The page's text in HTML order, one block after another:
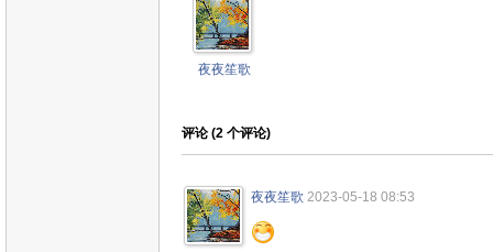
夜夜笙歌
评论 (2 个评论)
夜夜笙歌 2023-05-18 08:53